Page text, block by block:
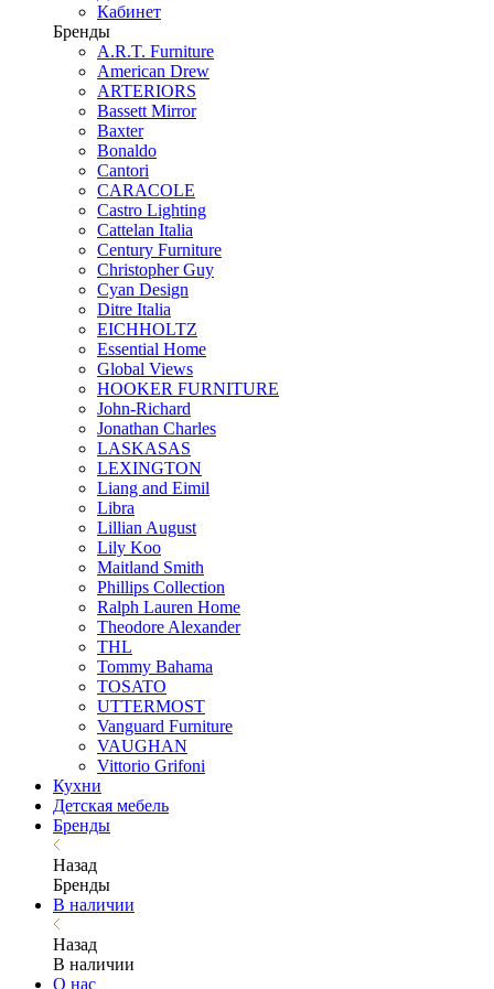
Кабинет
Бренды
A.R.T. Furniture
American Drew
ARTERIORS
Bassett Mirror
Baxter
Bonaldo
Cantori
CARACOLE
Castro Lighting
Cattelan Italia
Century Furniture
Christopher Guy
Cyan Design
Ditre Italia
EICHHOLTZ
Essential Home
Global Views
HOOKER FURNITURE
John-Richard
Jonathan Charles
LASKASAS
LEXINGTON
Liang and Eimil
Libra
Lillian August
Lily Koo
Maitland Smith
Phillips Collection
Ralph Lauren Home
Theodore Alexander
THL
Tommy Bahama
TOSATO
UTTERMOST
Vanguard Furniture
VAUGHAN
Vittorio Grifoni
Кухни
Детская мебель
Бренды
Назад
Бренды
В наличии
Назад
В наличии
О нас